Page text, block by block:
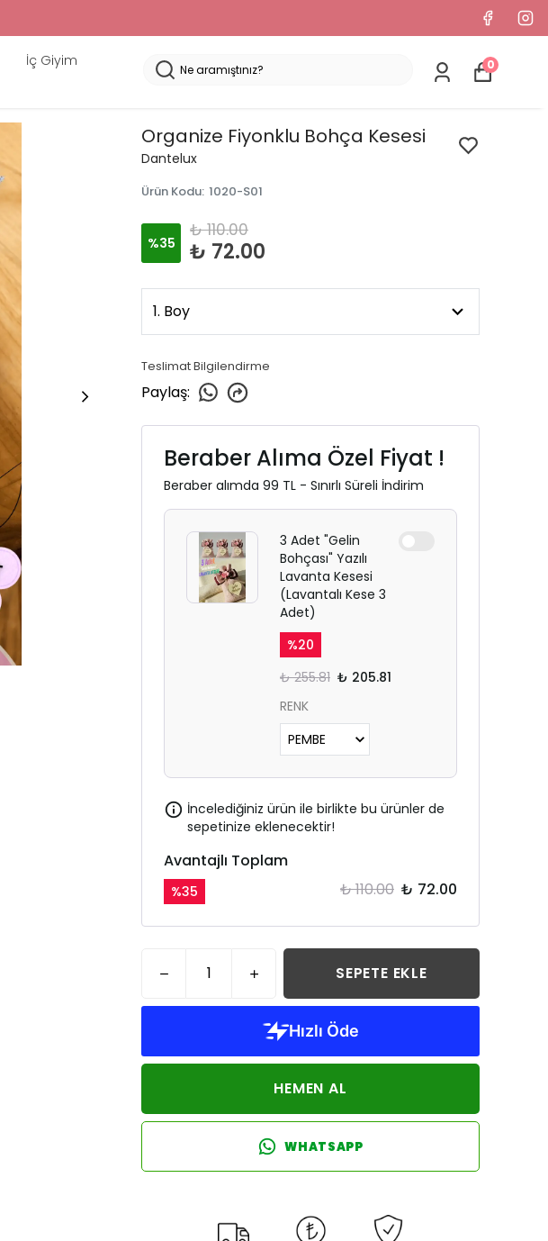
İç Giyim
0
Organize Fiyonklu Bohça Kesesi
Dantelux
Ürün Kodu: 1020-S01
%35
₺ 110.00
₺ 72.00
Teslimat Bilgilendirme
Paylaş:
Beraber Alıma Özel Fiyat !
Beraber alımda 99 TL - Sınırlı Süreli İndirim
3 Adet "Gelin
Bohçası" Yazılı
Lavanta Kesesi
(Lavantalı Kese 3
Adet)
%20
₺ 255.81 ₺ 205.81
RENK
İncelediğiniz ürün ile birlikte bu ürünler de
sepetinize eklenecektir!
Avantajlı Toplam
%35 ₺ 110.00 ₺ 72.00
SEPETE EKLE
HEMEN AL
WHATSAPP